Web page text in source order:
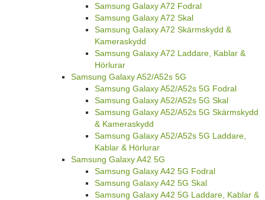
Samsung Galaxy A72 Fodral
Samsung Galaxy A72 Skal
Samsung Galaxy A72 Skärmskydd &
Kameraskydd
Samsung Galaxy A72 Laddare, Kablar &
Hörlurar
Samsung Galaxy A52/A52s 5G
Samsung Galaxy A52/A52s 5G Fodral
Samsung Galaxy A52/A52s 5G Skal
Samsung Galaxy A52/A52s 5G Skärmskydd
& Kameraskydd
Samsung Galaxy A52/A52s 5G Laddare,
Kablar & Hörlurar
Samsung Galaxy A42 5G
Samsung Galaxy A42 5G Fodral
Samsung Galaxy A42 5G Skal
Samsung Galaxy A42 5G Laddare, Kablar &